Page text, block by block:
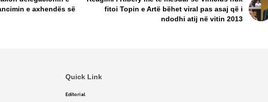
e axhendës së
fitoi Topin e Artë bëhet viral pas asaj që i
ndodhi atij në vitin 2013
Quick Link
Editorial